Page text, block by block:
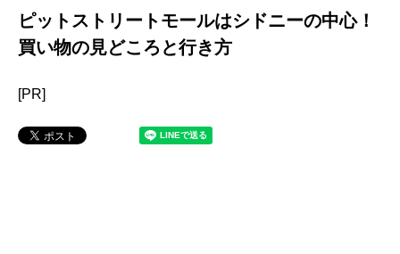
ピットストリートモールはシドニーの中心！
買い物の見どころと行き方
[PR]